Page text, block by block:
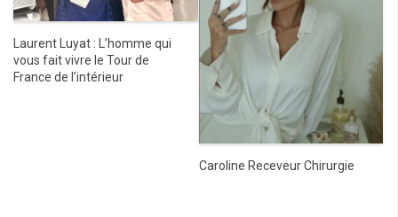
Laurent Luyat : L’homme qui
vous fait vivre le Tour de
France de l’intérieur
Caroline Receveur Chirurgie